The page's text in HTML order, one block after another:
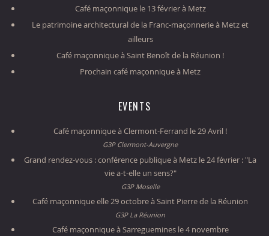
Café maçonnique le 13 février à Metz
Le patrimoine architectural de la Franc-maçonnerie à Metz et
ailleurs
Café maçonnique à Saint Benoît de la Réunion !
Prochain café maçonnique à Metz
EVENTS
Café maçonnique à Clermont-Ferrand le 29 Avril !
G3P Clermont-Auvergne
Grand rendez-vous : conférence publique à Metz le 24 février : "La
vie a-t-elle un sens?"
G3P Moselle
Café maçonnique elle 29 octobre à Saint Pierre de la Réunion
G3P La Réunion
Café maçonnique à Sarreguemines le 4 novembre